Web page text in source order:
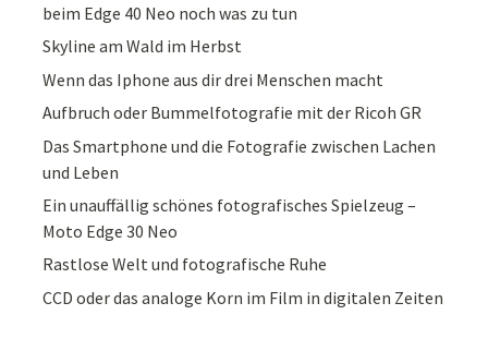
beim Edge 40 Neo noch was zu tun
Skyline am Wald im Herbst
Wenn das Iphone aus dir drei Menschen macht
Aufbruch oder Bummelfotografie mit der Ricoh GR
Das Smartphone und die Fotografie zwischen Lachen
und Leben
Ein unauffällig schönes fotografisches Spielzeug –
Moto Edge 30 Neo
Rastlose Welt und fotografische Ruhe
CCD oder das analoge Korn im Film in digitalen Zeiten